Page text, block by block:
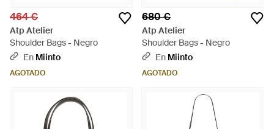
464 €
Atp Atelier
Shoulder Bags - Negro
En Miinto
AGOTADO
680 €
Atp Atelier
Shoulder Bags - Negro
En Miinto
AGOTADO